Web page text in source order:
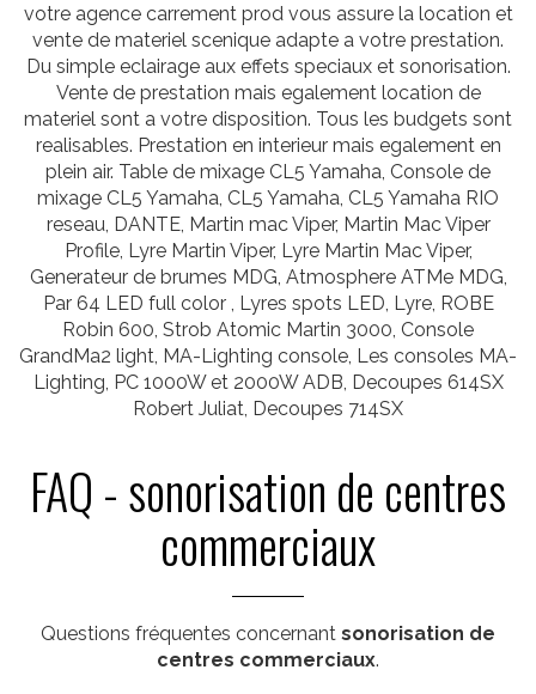
votre agence carrement prod vous assure la location et
vente de materiel scenique adapte a votre prestation.
Du simple eclairage aux effets speciaux et sonorisation.
Vente de prestation mais egalement location de
materiel sont a votre disposition. Tous les budgets sont
realisables. Prestation en interieur mais egalement en
plein air. Table de mixage CL5 Yamaha, Console de
mixage CL5 Yamaha, CL5 Yamaha, CL5 Yamaha RIO
reseau, DANTE, Martin mac Viper, Martin Mac Viper
Profile, Lyre Martin Viper, Lyre Martin Mac Viper,
Generateur de brumes MDG, Atmosphere ATMe MDG,
Par 64 LED full color , Lyres spots LED, Lyre, ROBE
Robin 600, Strob Atomic Martin 3000, Console
GrandMa2 light, MA-Lighting console, Les consoles MA-
Lighting, PC 1000W et 2000W ADB, Decoupes 614SX
Robert Juliat, Decoupes 714SX
FAQ - sonorisation de centres
commerciaux
Questions fréquentes concernant sonorisation de
centres commerciaux.